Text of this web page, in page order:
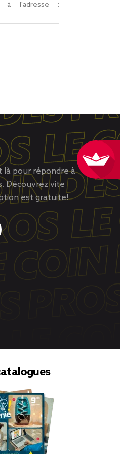
l'adresse :
là pour répondre à
Découvrez vite
est gratuite!